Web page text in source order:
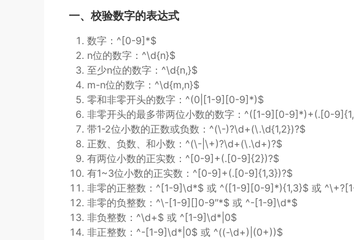
一、校验数字的表达式
数字：^[0-9]*$
n位的数字：^\d{n}$
至少n位的数字：^\d{n,}$
m-n位的数字：^\d{m,n}$
零和非零开头的数字：^(0|[1-9][0-9]*)$
非零开头的最多带两位小数的数字：^([1-9][0-9]*)+(.[0-
带1-2位小数的正数或负数：^(\-)?\d+(\.\d{1,2})?$
正数、负数、和小数：^(\-|\+)?\d+(\.\d+)?$
有两位小数的正实数：^[0-9]+(.[0-9]{2})?$
有1~3位小数的正实数：^[0-9]+(.[0-9]{1,3})?$
非零的正整数：^[1-9]\d*$ 或 ^([1-9][0-9]*){1,3}$ 或
非零的负整数：^\-[1-9][]0-9″*$ 或 ^-[1-9]\d*$
非负整数：^\d+$ 或 ^[1-9]\d*|0$
非正整数：^-[1-9]\d*|0$ 或 ^((-\d+)|(0+))$